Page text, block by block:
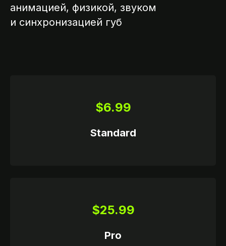
анимацией, физикой, звуком
и синхронизацией губ
$6.99
Standard
$25.99
Pro